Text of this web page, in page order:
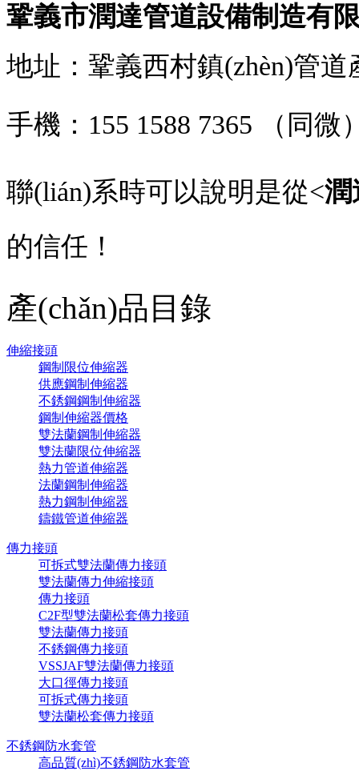
鞏義市潤達管道設備制造有
地址：鞏義西村鎮(zhèn)管道
手機： 155 1588 7365 （同微
聯(lián)系時可以說明是從<潤
的信任！
產(chǎn)品目錄
伸縮接頭
鋼制限位伸縮器
供應鋼制伸縮器
不銹鋼鋼制伸縮器
鋼制伸縮器價格
雙法蘭鋼制伸縮器
雙法蘭限位伸縮器
熱力管道伸縮器
法蘭鋼制伸縮器
熱力鋼制伸縮器
鑄鐵管道伸縮器
傳力接頭
可拆式雙法蘭傳力接頭
雙法蘭傳力伸縮接頭
傳力接頭
C2F型雙法蘭松套傳力接頭
雙法蘭傳力接頭
不銹鋼傳力接頭
VSSJAF雙法蘭傳力接頭
大口徑傳力接頭
可拆式傳力接頭
雙法蘭松套傳力接頭
不銹鋼防水套管
高品質(zhì)不銹鋼防水套管